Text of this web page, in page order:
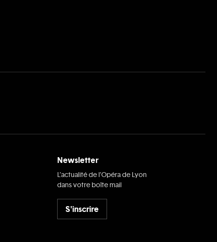
Newsletter
L’actualité de l’Opéra de Lyon
dans votre boîte mail
S'inscrire